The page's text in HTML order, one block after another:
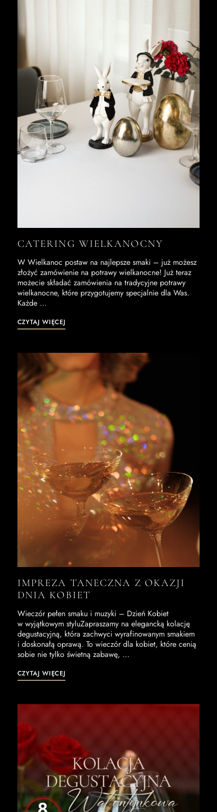
CATERING WIELKANOCNY
W Wielkanoc postaw na najlepsze smaki – już możesz
złożyć zamówienie na potrawy wielkanocne! Już teraz
możecie składać zamówienia na tradycyjne potrawy
wielkanocne, które przygotujemy specjalnie dla Was.
Każde …
CZYTAJ WIĘCEJ
IMPREZA TANECZNA Z OKAZJI
DNIA KOBIET
Wieczór pełen smaku i muzyki – Dzień Kobiet
w wyjątkowym styluZapraszamy na elegancką kolację
degustacyjną, która zachwyci wyrafinowanym smakiem
i doskonałą oprawą. To wieczór dla kobiet, które cenią
sobie nie tylko świetną zabawę, …
CZYTAJ WIĘCEJ